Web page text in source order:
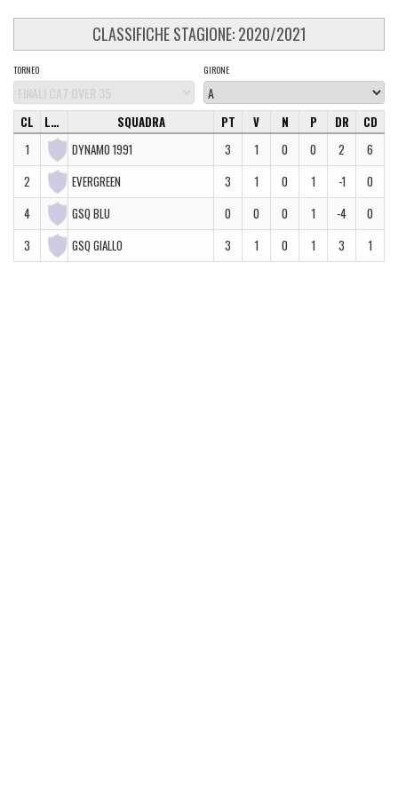
CLASSIFICHE STAGIONE: 2020/2021
TORNEO GIRONE
CL LOGO SQUADRA PT V N P DR
CD
1
DYNAMO 1991 3 1 0 0 2
6
2
EVERGREEN 3 1 0 1 -1
0
4
GSQ BLU 0 0 0 1 -4
0
3
GSQ GIALLO 3 1 0 1 3 1